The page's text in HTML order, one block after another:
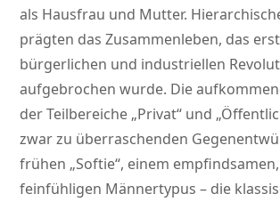
als Hausfrau und Mutter.
prägten das Zusammenleben, das
bürgerlichen und industriellen
aufgebrochen wurde. Die
der Teilbereiche „Privat“ und
zwar zu überraschenden
frühen „Softie“, einem
feinfühligen Männertypus – die